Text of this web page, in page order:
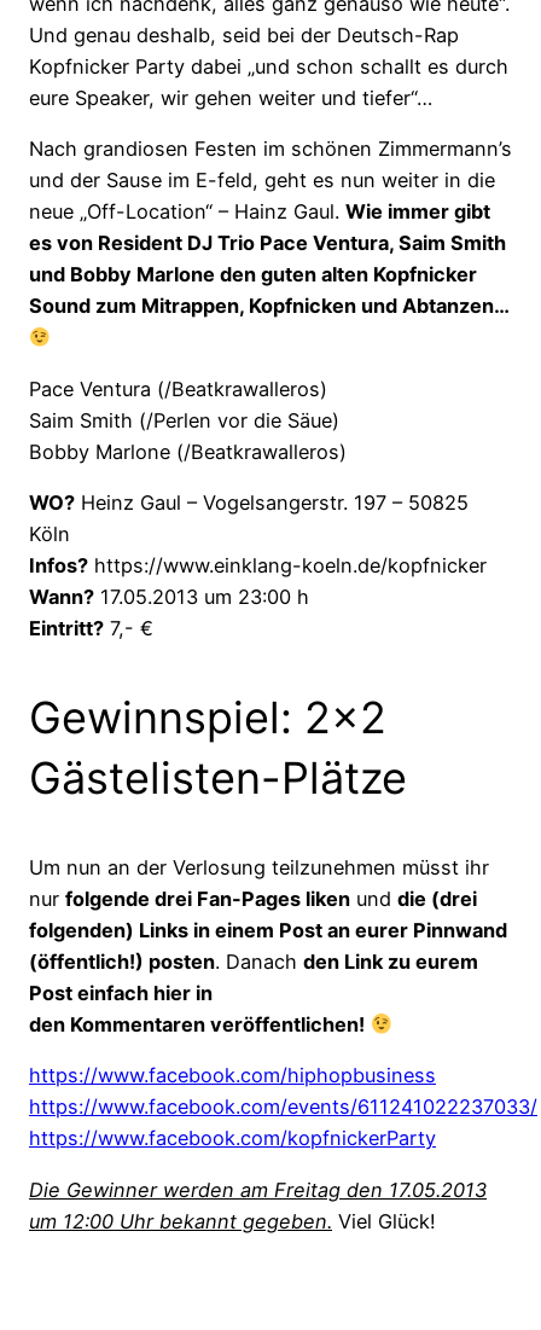
Und genau deshalb, seid bei der Deutsch-Rap
Kopfnicker Party dabei „und schon schallt es durch
eure Speaker, wir gehen weiter und tiefer“…
Nach grandiosen Festen im schönen Zimmermann’s
und der Sause im E-feld, geht es nun weiter in die
neue „Off-Location“ – Hainz Gaul. Wie immer gibt
es von Resident DJ Trio Pace Ventura, Saim Smith
und Bobby Marlone den guten alten Kopfnicker
Sound zum Mitrappen, Kopfnicken und Abtanzen…
Pace Ventura (/Beatkrawalleros)
Saim Smith (/Perlen vor die Säue)
Bobby Marlone (/Beatkrawalleros)
WO? Heinz Gaul – Vogelsangerstr. 197 – 50825
Köln
Infos? https://www.einklang-koeln.de/kopfnicker
Wann? 17.05.2013 um 23:00 h
Eintritt? 7,- €
Gewinnspiel: 2×2
Gästelisten-Plätze
Um nun an der Verlosung teilzunehmen müsst ihr
nur folgende drei Fan-Pages liken und die (drei
folgenden) Links in einem Post an eurer Pinnwand
(öffentlich!) posten. Danach den Link zu eurem
Post einfach hier in
den Kommentaren veröffentlichen!
https://www.facebook.com/hiphopbusiness
https://www.facebook.com/events/611241022237033/
https://www.facebook.com/kopfnickerParty
Die Gewinner werden am Freitag den 17.05.2013
um 12:00 Uhr bekannt gegeben. Viel Glück!